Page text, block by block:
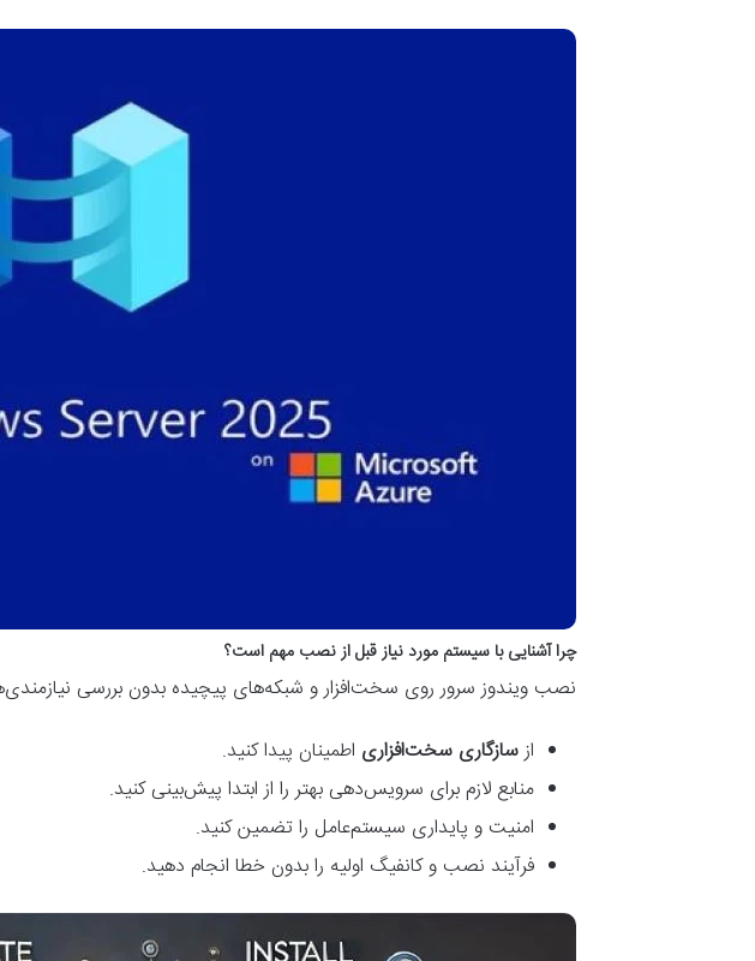
چرا آشنایی با سیستم مورد نیاز قبل از نصب مهم است؟
نصب ویندوز سرور روی سخت‌افزار و شبکه‌های پیچیده بدون بررسی
ازسازگاری سخت‌افزاری اطمینان پیدا کنید.
منابع لازم برای سرویس‌دهی بهتر را از ابتدا پیش‌بینی کنید.
امنیت و پایداری سیستم‌عامل را تضمین کنید.
فرآیند نصب و کانفیگ اولیه را بدون خطا انجام دهید.